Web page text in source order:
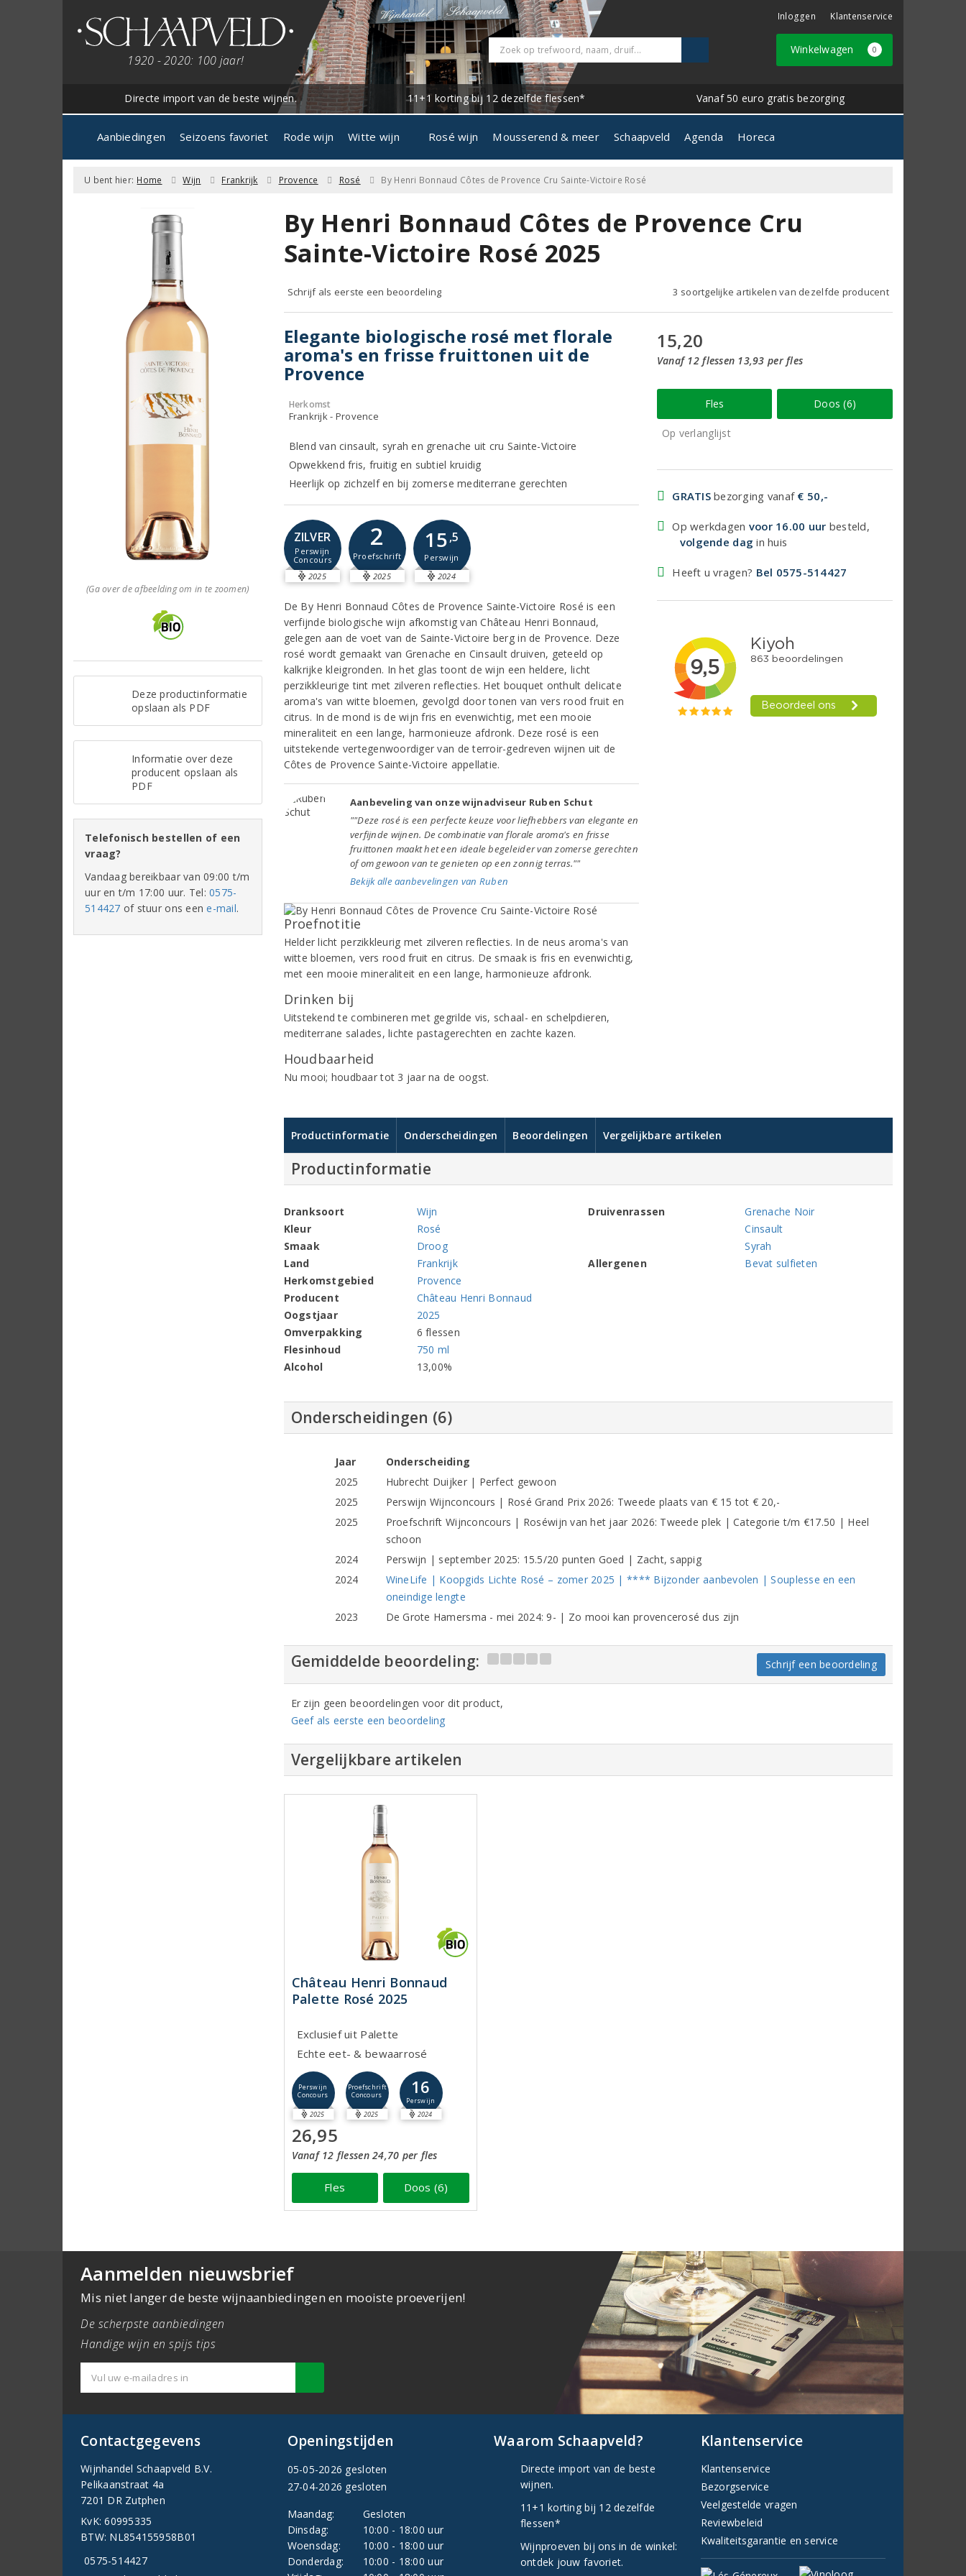
1920 - 2020: 100 jaar!
Inloggen Klantenservice
Winkelwagen 0
Directe import van de beste wijnen. 11+1 korting bij 12 dezelfde flessen* Vanaf 50 euro gratis bezorging
Aanbiedingen Seizoens favoriet Rode wijn Witte wijn Rosé wijn Mousserend & meer Schaapveld Agenda Horeca
U bent hier: Home Wijn Frankrijk Provence Rosé By Henri Bonnaud Côtes de Provence Cru Sainte-Victoire Rosé
(Ga over de afbeelding om in te zoomen)
Deze productinformatie
opslaan als PDF
Informatie over deze
producent opslaan als
PDF
Telefonisch bestellen of een
vraag?
Vandaag bereikbaar van 09:00 t/m
uur en t/m 17:00 uur. Tel:0575-
514427 of stuur ons eene-mail.
By Henri Bonnaud Côtes de Provence Cru
Sainte-Victoire Rosé 2025
Schrijf als eerste een beoordeling 3 soortgelijke artikelen van dezelfde producent
Elegante biologische rosé met florale
aroma's en frisse fruittonen uit de
Provence
Herkomst
Frankrijk - Provence
Blend van cinsault, syrah en grenache uit cru Sainte-Victoire
Opwekkend fris, fruitig en subtiel kruidig
Heerlijk op zichzelf en bij zomerse mediterrane gerechten
ZILVER
Perswijn
Concours
2025
2
Proefschrift
2025
15,5
Perswijn
2024
De By Henri Bonnaud Côtes de Provence Sainte-Victoire Rosé is een
verfijnde biologische wijn afkomstig van Château Henri Bonnaud,
gelegen aan de voet van de Sainte-Victoire berg in de Provence. Deze
rosé wordt gemaakt van Grenache en Cinsault druiven, geteeld op
kalkrijke kleigronden. In het glas toont de wijn een heldere, licht
perzikkleurige tint met zilveren reflecties. Het bouquet onthult delicate
aroma's van witte bloemen, gevolgd door tonen van vers rood fruit en
citrus. In de mond is de wijn fris en evenwichtig, met een mooie
mineraliteit en een lange, harmonieuze afdronk. Deze rosé is een
uitstekende vertegenwoordiger van de terroir-gedreven wijnen uit de
Côtes de Provence Sainte-Victoire appellatie.
Aanbeveling van onze wijnadviseur Ruben Schut
""Deze rosé is een perfecte keuze voor liefhebbers van elegante en
verfijnde wijnen. De combinatie van florale aroma's en frisse
fruittonen maakt het een ideale begeleider van zomerse gerechten
of om gewoon van te genieten op een zonnig terras.""
Bekijk alle aanbevelingen van Ruben
Proefnotitie
Helder licht perzikkleurig met zilveren reflecties. In de neus aroma's van
witte bloemen, vers rood fruit en citrus. De smaak is fris en evenwichtig,
met een mooie mineraliteit en een lange, harmonieuze afdronk.
Drinken bij
Uitstekend te combineren met gegrilde vis, schaal- en schelpdieren,
mediterrane salades, lichte pastagerechten en zachte kazen.
Houdbaarheid
Nu mooi; houdbaar tot 3 jaar na de oogst.
15,20
Vanaf 12 flessen 13,93 per fles
Fles Doos (6)
Op verlanglijst
GRATISbezorging vanaf € 50,-
Op werkdagen voor 16.00 uur besteld,
volgende dag in huis
Heeft u vragen? Bel 0575-514427
Productinformatie Onderscheidingen Beoordelingen Vergelijkbare artikelen
Productinformatie
Dranksoort
Wijn
Kleur
Rosé
Smaak
Droog
Land
Frankrijk
Herkomstgebied
Provence
Producent
Château Henri Bonnaud
Oogstjaar
2025
Omverpakking
6 flessen
Flesinhoud
750 ml
Alcohol
13,00%
Druivenrassen
Grenache Noir
Cinsault
Syrah
Allergenen
Bevat sulfieten
Onderscheidingen (6)
Jaar
Onderscheiding
2025
Hubrecht Duijker | Perfect gewoon
2025
Perswijn Wijnconcours | Rosé Grand Prix 2026: Tweede plaats van € 15 tot € 20,-
2025
Proefschrift Wijnconcours | Roséwijn van het jaar 2026: Tweede plek | Categorie t/m €17.50 | Heel
schoon
2024
Perswijn | september 2025: 15.5/20 punten Goed | Zacht, sappig
2024
WineLife | Koopgids Lichte Rosé – zomer 2025 | **** Bijzonder aanbevolen | Souplesse en een
oneindige lengte
2023
De Grote Hamersma - mei 2024: 9- | Zo mooi kan provencerosé dus zijn
Gemiddelde beoordeling: Schrijf een beoordeling
Er zijn geen beoordelingen voor dit product,
Geef als eerste een beoordeling
Vergelijkbare artikelen
Château Henri Bonnaud
Palette Rosé 2025
Exclusief uit Palette
Echte eet- & bewaarrosé
Perswijn
Concours
2025
Proefschrift
Concours
2025
16
Perswijn
2024
26,95
Vanaf 12 flessen 24,70 per fles
Fles Doos (6)
Aanmelden nieuwsbrief
Mis niet langer de beste wijnaanbiedingen en mooiste proeverijen!
De scherpste aanbiedingen
Handige wijn en spijs tips
Contactgegevens
Wijnhandel Schaapveld B.V.
Pelikaanstraat 4a
7201 DR Zutphen
KvK: 60995335
BTW: NL854155958B01
0575-514427
Openingstijden
05-05-2026 gesloten
27-04-2026 gesloten
Maandag:
Gesloten
Dinsdag:
10:00 - 18:00 uur
Woensdag:
10:00 - 18:00 uur
Donderdag:
10:00 - 18:00 uur
Waarom Schaapveld?
Directe import van de beste
wijnen.
11+1 korting bij 12 dezelfde
flessen*
Wijnproeven bij ons in de winkel:
ontdek jouw favoriet.
Klantenservice
Klantenservice
Bezorgservice
Veelgestelde vragen
Reviewbeleid
Kwaliteitsgarantie en service